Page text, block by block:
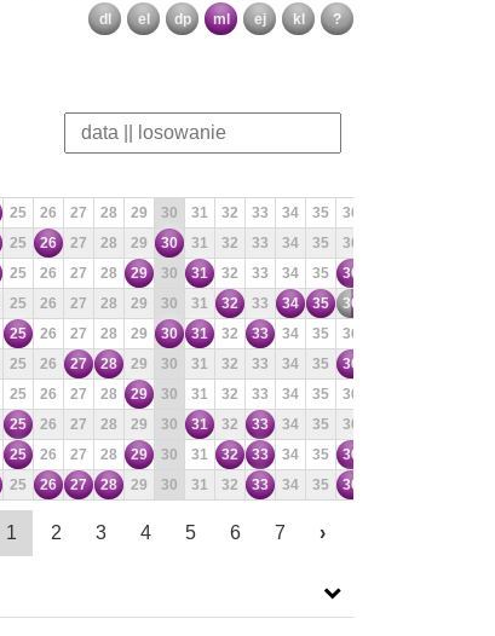
dl el dp ml ej kl ?
25 26 27 28 29 30 31 32 33 34 35 36
25 26 27 28 29 30 31 32 33 34 35 36
25 26 27 28 29 30 31 32 33 34 35 36
25 26 27 28 29 30 31 32 33 34 35 36
25 26 27 28 29 30 31 32 33 34 35 36
25 26 27 28 29 30 31 32 33 34 35 36
25 26 27 28 29 30 31 32 33 34 35 36
25 26 27 28 29 30 31 32 33 34 35 36
25 26 27 28 29 30 31 32 33 34 35 36
25 26 27 28 29 30 31 32 33 34 35 36
1 2 3 4 5 6 7 ›